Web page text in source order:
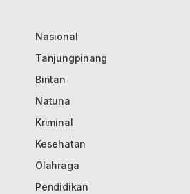
Nasional
Tanjungpinang
Bintan
Natuna
Kriminal
Kesehatan
Olahraga
Pendidikan